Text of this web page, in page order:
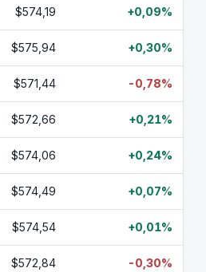
$574,19 +0,09%
$575,94 +0,30%
$571,44 -0,78%
$572,66 +0,21%
$574,06 +0,24%
$574,49 +0,07%
$574,54 +0,01%
$572,84 -0,30%